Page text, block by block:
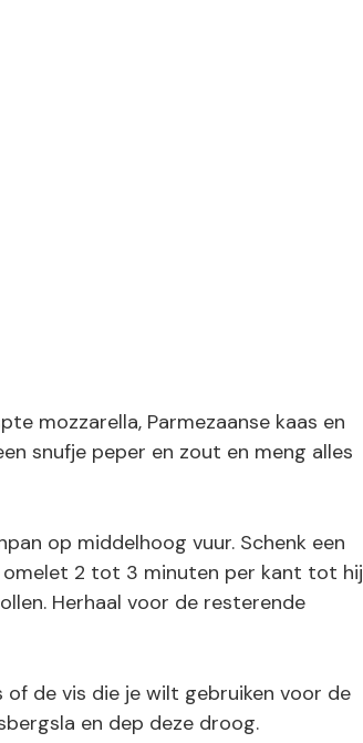
mozzarella, Parmezaanse kaas en
snufje peper en zout en meng alles
op middelhoog vuur. Schenk een
omelet 2 tot 3 minuten per kant tot hij
Herhaal voor de resterende
de vis die je wilt gebruiken voor de
en dep deze droog.